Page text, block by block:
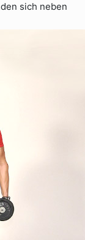
sich neben